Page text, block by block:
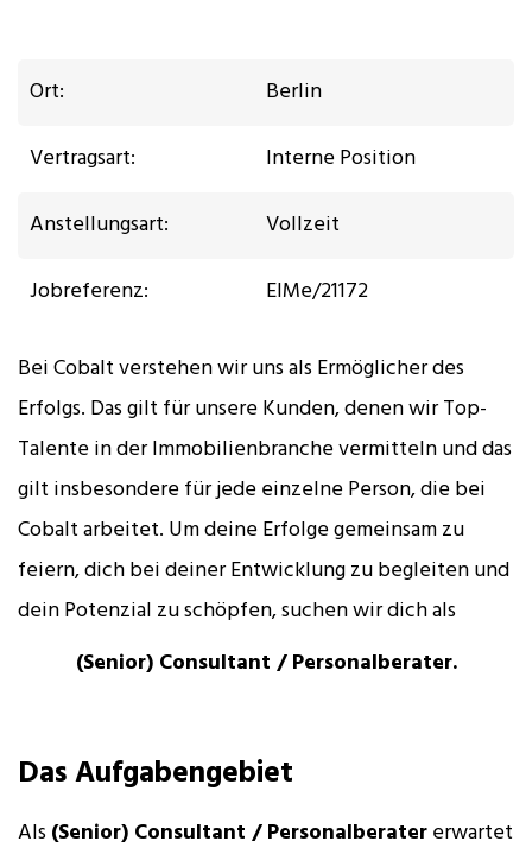
Ort:
Berlin
Vertragsart:
Interne Position
Anstellungsart:
Vollzeit
Jobreferenz:
ElMe/21172
Bei Cobalt verstehen wir uns als Ermöglicher des
Erfolgs. Das gilt für unsere Kunden, denen wir Top-
Talente in der Immobilienbranche vermitteln und das
gilt insbesondere für jede einzelne Person, die bei
Cobalt arbeitet. Um deine Erfolge gemeinsam zu
feiern, dich bei deiner Entwicklung zu begleiten und
dein Potenzial zu schöpfen, suchen wir dich als
(Senior) Consultant / Personalberater.
Das Aufgabengebiet
Als(Senior) Consultant / Personalberatererwartet